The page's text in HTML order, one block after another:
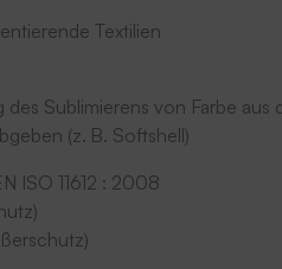
Textilien
Sublimierens von Farbe aus
(z. B. Softshell)
ISO 11612 : 2008